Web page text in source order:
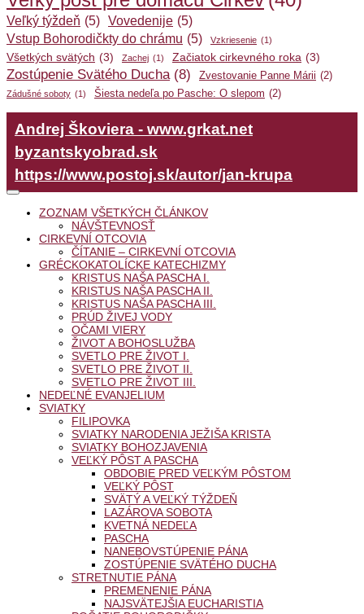
Veľký týždeň (5) Vovedenije (5)
Vstup Bohorodičkty do chrámu (5) Vzkriesenie (1)
Všetkých svätých (3) Zachej (1) Začiatok cirkevného roka (3)
Zostúpenie Svätého Ducha (8) Zvestovanie Panne Márii (2)
Zádušné soboty (1) Šiesta nedeľa po Pasche: O slepom (2)
Andrej Škoviera - www.grkat.net
byzantskyobrad.sk
https://www.postoj.sk/autor/jan-krupa
ZOZNAM VŠETKÝCH ČLÁNKOV
NÁVŠTEVNOSŤ
CIRKEVNÍ OTCOVIA
ČÍTANIE – CIRKEVNÍ OTCOVIA
GRÉCKOKATOLÍCKE KATECHIZMY
KRISTUS NAŠA PASCHA I.
KRISTUS NAŠA PASCHA II.
KRISTUS NAŠA PASCHA III.
PRÚD ŽIVEJ VODY
OČAMI VIERY
ŽIVOT A BOHOSLUŽBA
SVETLO PRE ŽIVOT I.
SVETLO PRE ŽIVOT II.
SVETLO PRE ŽIVOT III.
NEDEĽNÉ EVANJELIUM
SVIATKY
FILIPOVKA
SVIATKY NARODENIA JEŽIŠA KRISTA
SVIATKY BOHOZJAVENIA
VEĽKÝ PÔST A PASCHA
OBDOBIE PRED VEĽKÝM PÔSTOM
VEĽKÝ PÔST
SVÄTÝ A VEĽKÝ TÝŽDEŇ
LAZÁROVA SOBOTA
KVETNÁ NEDEĽA
PASCHA
NANEBOVSTÚPENIE PÁNA
ZOSTÚPENIE SVÄTÉHO DUCHA
STRETNUTIE PÁNA
PREMENENIE PÁNA
NAJSVÄTEJŠIA EUCHARISTIA